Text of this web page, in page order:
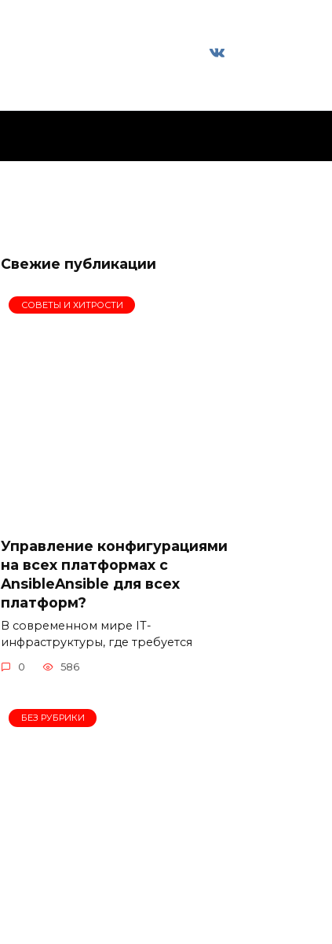
Свежие публикации
СОВЕТЫ И ХИТРОСТИ
Управление конфигурациями
на всех платформах с
AnsibleAnsible для всех
платформ?
В современном мире IT-
инфраструктуры, где требуется
0 586
БЕЗ РУБРИКИ